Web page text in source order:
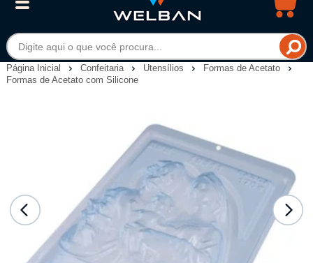
Página Inicial Confeitaria Utensílios
Formas de Acetato
Formas de Acetato com Silicone